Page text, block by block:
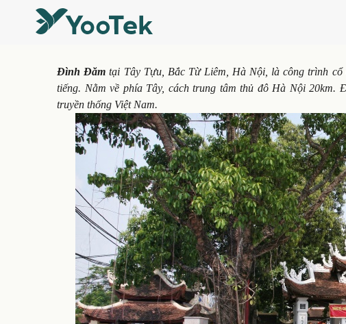
Đình Đăm tại Tây Tựu, Bắc Từ Liêm, Hà Nội, là công trình
tiếng. Nằm về phía Tây, cách trung tâm thủ đô Hà Nội
truyền thống Việt Nam.